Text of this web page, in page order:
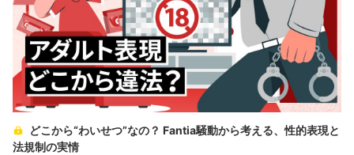
どこから“わいせつ”なの？ Fantia騒動から考える、性的表現と
法規制の実情